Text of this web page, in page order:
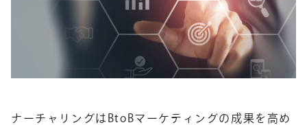
ナーチャリングはBtoBマーケティングの成果を高め